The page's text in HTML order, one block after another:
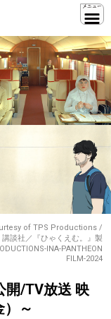
of TPS Productions /
談社／『ひゃくえむ。』製
INA-PANTHEON
FILM-2024
開/TV放送 映
～